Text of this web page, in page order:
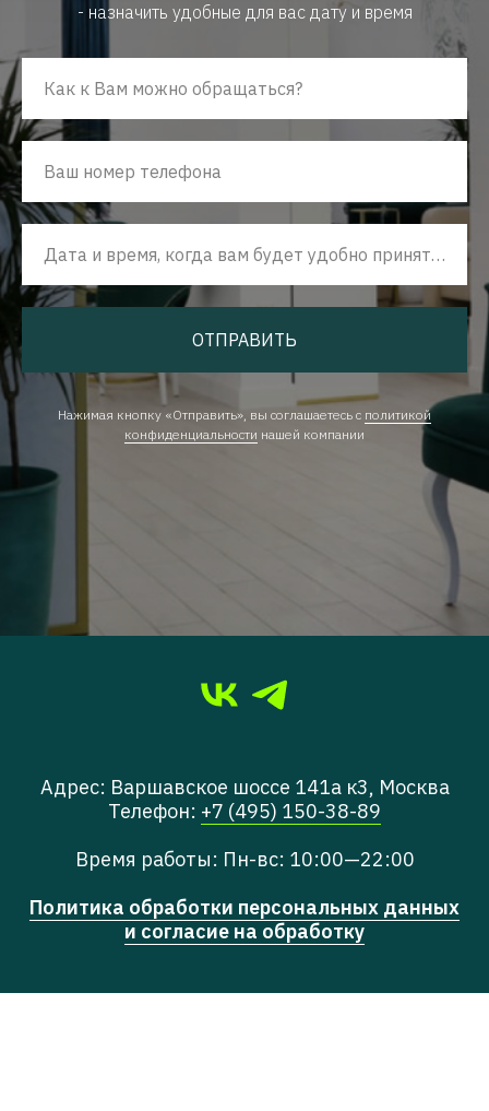
- назначить удобные для вас дату и время
Как к Вам можно обращаться?
Ваш номер телефона
Дата и время, когда вам будет удобно принять наш звонок
ОТПРАВИТЬ
Нажимая кнопку «Отправить», вы соглашаетесь с политикой
конфиденциальности нашей компании
Адрес: Варшавское шоссе 141а к3, Москва
Телефон: +7 (495) 150-38-89
Время работы: Пн-вс: 10:00—22:00
Политика обработки персональных данных
и согласие на обработку